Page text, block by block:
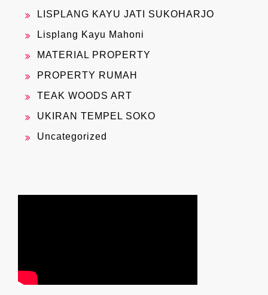
LISPLANG KAYU JATI SUKOHARJO
Lisplang Kayu Mahoni
MATERIAL PROPERTY
PROPERTY RUMAH
TEAK WOODS ART
UKIRAN TEMPEL SOKO
Uncategorized